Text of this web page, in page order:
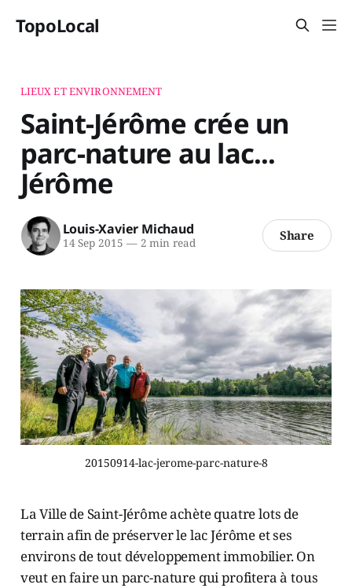
TopoLocal
LIEUX ET ENVIRONNEMENT
Saint-Jérôme crée un
parc-nature au lac...
Jérôme
Louis-Xavier Michaud
14 Sep 2015 —2 min read Share
20150914-lac-jerome-parc-nature-8
La Ville de Saint-Jérôme achète quatre lots de
terrain afin de préserver le lac Jérôme et ses
environs de tout développement immobilier. On
veut en faire un parc-nature qui profitera à tous